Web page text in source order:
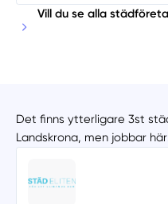
Vill du se alla
Det finns ytterligare 3st
Landskrona, men jobbar